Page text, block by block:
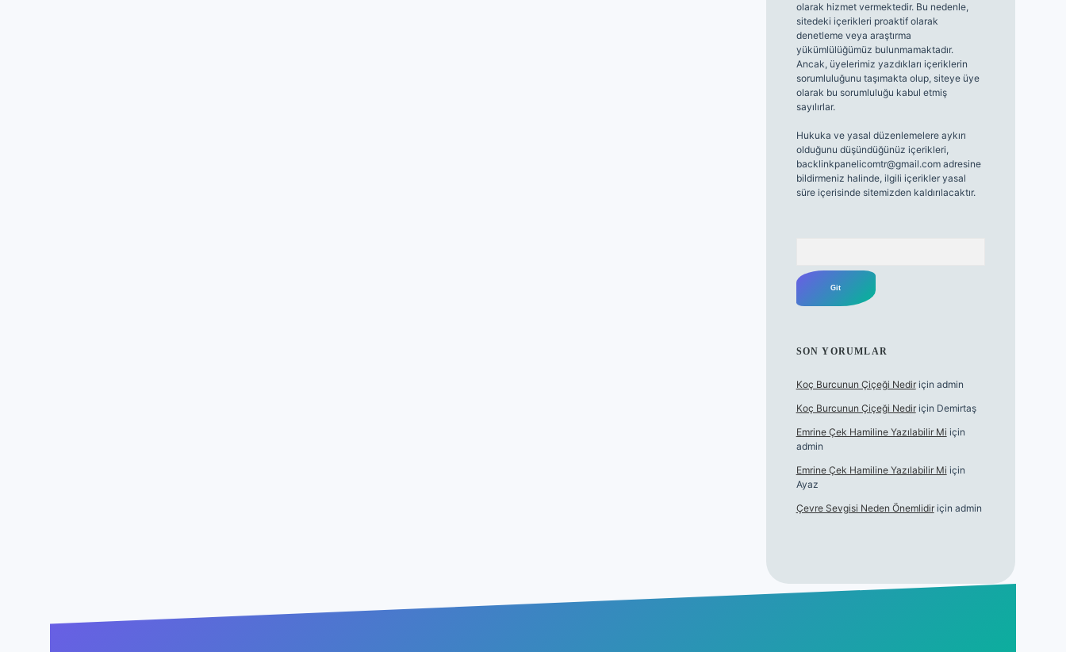
olarak hizmet vermektedir. Bu nedenle,
sitedeki içerikleri proaktif olarak
denetleme veya araştırma
yükümlülüğümüz bulunmamaktadır.
Ancak, üyelerimiz yazdıkları içeriklerin
sorumluluğunu taşımakta olup, siteye üye
olarak bu sorumluluğu kabul etmiş
sayılırlar.
Hukuka ve yasal düzenlemelere aykırı
olduğunu düşündüğünüz içerikleri,
backlinkpanelicomtr@gmail.comadresine
bildirmeniz halinde, ilgili içerikler yasal
süre içerisinde sitemizden kaldırılacaktır.
SON YORUMLAR
Koç Burcunun Çiçeği Nediriçin admin
Koç Burcunun Çiçeği Nediriçin Demirtaş
Emrine Çek Hamiline Yazılabilir Mi için
admin
Emrine Çek Hamiline Yazılabilir Mi için
Ayaz
Çevre Sevgisi Neden Önemlidiriçin admin